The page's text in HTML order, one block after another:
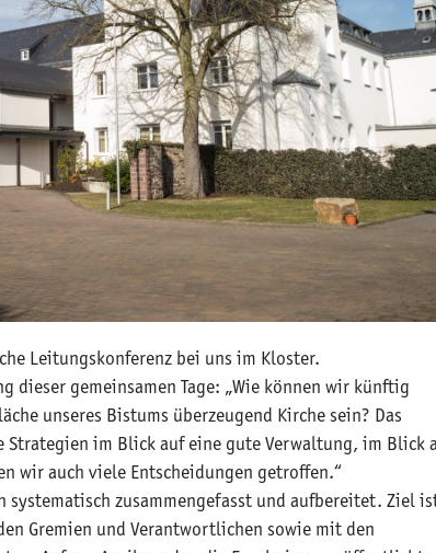
Leitungskonferenz bei uns im Kloster.
dieser gemeinsamen Tage: „Wie können wir künftig
unseres Bistums überzeugend Kirche sein? Das
im Blick auf eine gute Verwaltung, im Blick
wir auch viele Entscheidungen getroffen.“
systematisch zusammengefasst und aufbereitet. Ziel
Gremien und Verantwortlichen sowie mit den